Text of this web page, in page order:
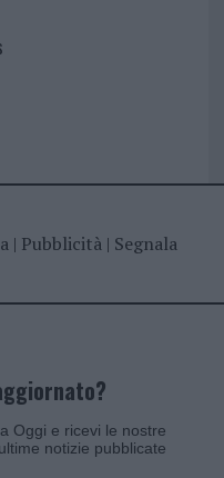
| Pubblicità| Segnala
Oggi e ricevi le nostre
notizie pubblicate